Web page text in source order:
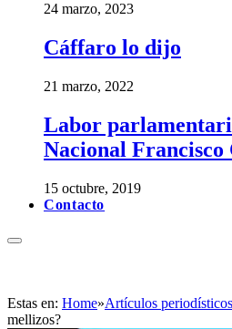
24 marzo, 2023
Cáffaro lo dijo
21 marzo, 2022
Labor
Nacional Francisco
15 octubre, 2019
Contacto
Estas en: Home»Artículos periodísticos
mellizos?